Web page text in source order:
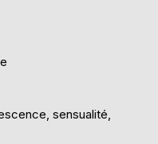
sensualité,